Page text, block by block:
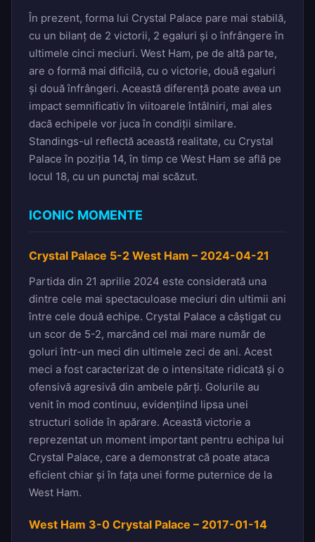
În prezent, forma lui Crystal Palace pare mai stabilă,
cu un bilanț de 2 victorii, 2 egaluri și o înfrângere în
ultimele cinci meciuri. West Ham, pe de altă parte,
are o formă mai dificilă, cu o victorie, două egaluri
și două înfrângeri. Această diferență poate avea un
impact semnificativ în viitoarele întâlniri, mai ales
dacă echipele vor juca în condiții similare.
Standings-ul reflectă această realitate, cu Crystal
Palace în poziția 14, în timp ce West Ham se află pe
locul 18, cu un punctaj mai scăzut.
ICONIC MOMENTE
Crystal Palace 5-2 West Ham – 2024-04-21
Partida din 21 aprilie 2024 este considerată una
dintre cele mai spectaculoase meciuri din ultimii ani
între cele două echipe. Crystal Palace a câștigat cu
un scor de 5-2, marcând cel mai mare număr de
goluri într-un meci din ultimele zeci de ani. Acest
meci a fost caracterizat de o intensitate ridicată și o
ofensivă agresivă din ambele părți. Golurile au
venit în mod continuu, evidențiind lipsa unei
structuri solide în apărare. Această victorie a
reprezentat un moment important pentru echipa lui
Crystal Palace, care a demonstrat că poate ataca
eficient chiar și în fața unei forme puternice de la
West Ham.
West Ham 3-0 Crystal Palace – 2017-01-14